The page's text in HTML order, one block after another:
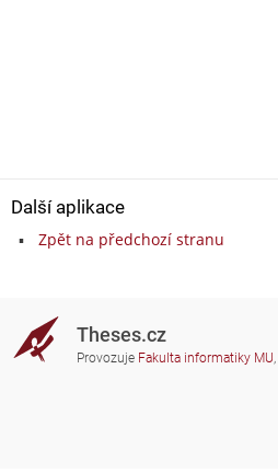
Další aplikace
Zpět na předchozí stranu
Theses.cz
Provozuje Fakulta informatiky MU,